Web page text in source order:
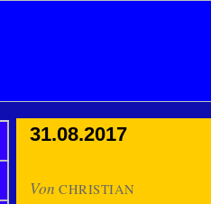
31.08.2017
Von CHRISTIAN